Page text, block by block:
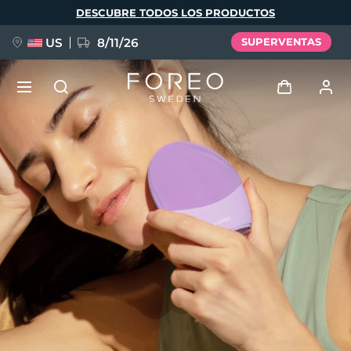
DESCUBRE TODOS LOS PRODUCTOS
US 8/11/26 SUPERVENTAS
Perfil de usuario
Mis dispositivos
Mis pedidos
Mis direcciones
Mis suscripciones
NUEVO
FAQ™ Pure Beauty-Tech Elixir
BREAKING NEWS
issa™ Teeth Whitening Set
Idioma
English Deutsch
Español
Français
Italiano
Português
Svenska
Русский
Türkçe
简体中文 繁體中文